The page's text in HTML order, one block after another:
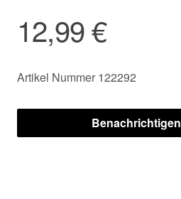
12,99 €
Artikel Nummer 122292
Benachrichtigen